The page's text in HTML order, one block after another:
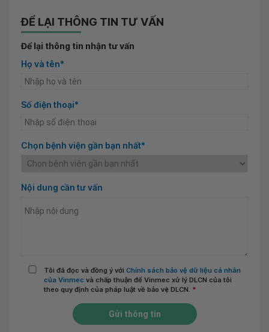
ĐỂ LẠI THÔNG TIN TƯ VẤN
Để lại thông tin nhận tư vấn
Họ và tên*
Số điện thoại*
Chọn bệnh viện gần bạn nhất*
Nội dung cần tư vấn
Tôi đã đọc và đồng ý với Chính sách bảo vệ dữ liệu cá nhân
của Vinmec và chấp thuận để Vinmec xử lý DLCN của tôi
theo quy định của pháp luật về bảo vệ DLCN. *
Gửi thông tin